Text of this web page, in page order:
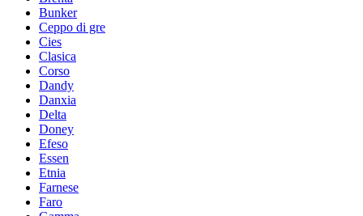
Bunker
Ceppo di gre
Cies
Clasica
Corso
Dandy
Danxia
Delta
Doney
Efeso
Essen
Etnia
Farnese
Faro